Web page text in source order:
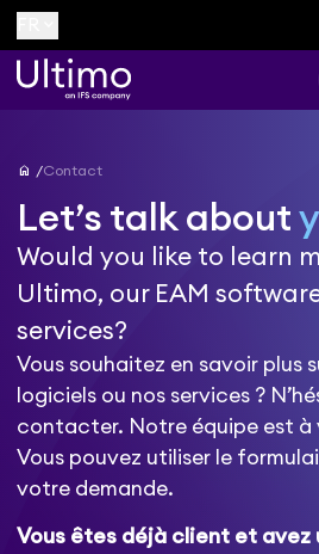
home Contact
Let’s talk about
Would you like to learn
Ultimo, our EAM
services?
Vous souhaitez en savoir plus
logiciels ou nos services ?
contacter. Notre équipe est à
Vous pouvez utiliser le
votre demande.
Vous êtes déjà client et avez